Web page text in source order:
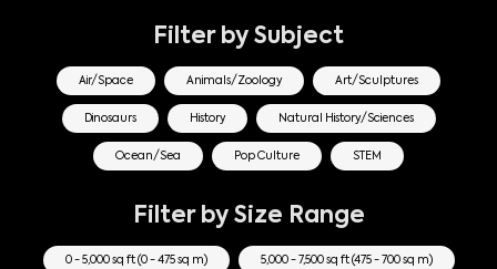
Filter by Subject
Air/Space Animals/Zoology Art/Sculptures
Dinosaurs History Natural History/Sciences
Ocean/Sea Pop Culture STEM
Filter by Size Range
0 - 5,000 sq ft (0 - 475 sq m) 5,000 - 7,500 sq ft (475 - 700 sq m)